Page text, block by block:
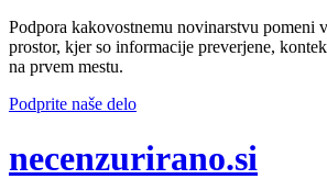
Podpora kakovostnemu novinarstvu pomeni
prostor, kjer so informacije preverjene,
na prvem mestu.
Podprite naše delo
necenzurirano.si